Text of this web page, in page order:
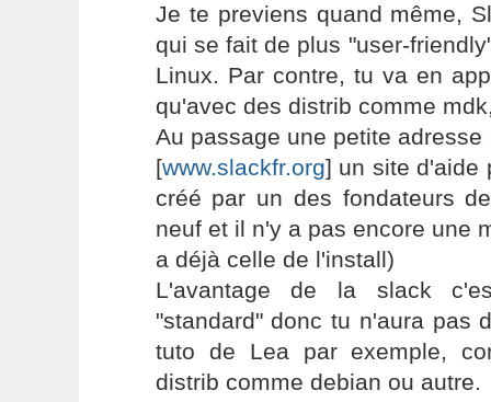
Je te previens quand même,
qui se fait de plus "user-
Linux. Par contre, tu va en
qu'avec des distrib comme
Au passage une petite adresse
[www.slackfr.org] un site d'aide
créé par un des fondateurs
neuf et il n'y a pas encore une
a déjà celle de l'install)
L'avantage de la slack
"standard" donc tu n'aura pas
tuto de Lea par exemple,
distrib comme debian ou autre.